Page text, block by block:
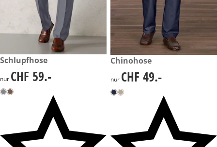
CHF 59.-
Schlupfhose
CHF 59.-
nur CHF 59.-
CHF 49.-
Chinohose
CHF 49.-
nur CHF 49.-